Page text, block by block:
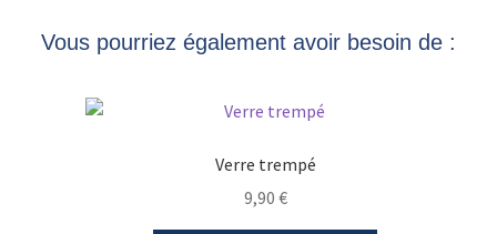
Vous pourriez également avoir besoin de :
Verre trempé
9,90 €